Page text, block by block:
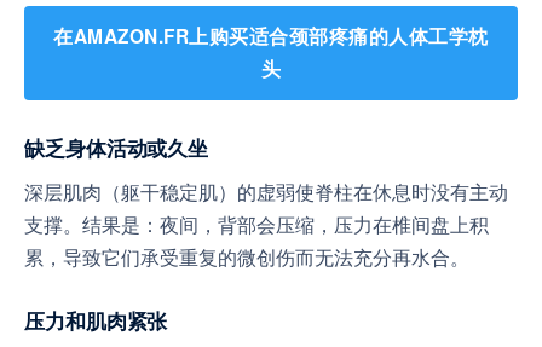
在AMAZON.FR上购买适合颈部疼痛的人体工学枕
头
缺乏身体活动或久坐
深层肌肉（躯干稳定肌）的虚弱使脊柱在休息时没有主动
支撑。结果是：夜间，背部会压缩，压力在椎间盘上积
累，导致它们承受重复的微创伤而无法充分再水合。
压力和肌肉紧张